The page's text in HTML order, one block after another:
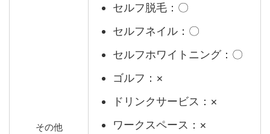
その他
セルフ脱毛：〇
セルフネイル：〇
セルフホワイトニング：〇
ゴルフ：×
ドリンクサービス：×
ワークスペース：×